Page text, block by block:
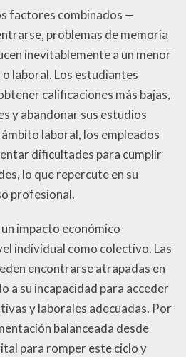
factores combinados —
problemas de memoria
inevitablemente a un menor
laboral. Los estudiantes
calificaciones más bajas,
y abandonar sus estudios
laboral, los empleados
dificultades para cumplir
lo que repercute en su
profesional.
impacto económico
individual como colectivo. Las
encontrarse atrapadas en
a su incapacidad para acceder
y laborales adecuadas. Por
balanceada desde
para romper este ciclo y